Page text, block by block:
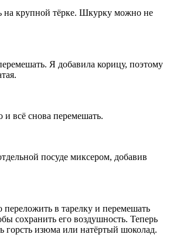
на крупной тёрке. Шкурку можно не
Я добавила корицу, поэтому
и всё снова перемешать.
посуде миксером, добавив
переложить в тарелку и перемешать
сохранить его воздушность. Теперь
горсть изюма или натёртый шоколад.